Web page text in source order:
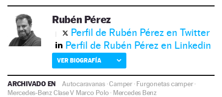
Rubén Pérez
Perfil de Rubén Pérez en Twitter
Perfil de Rubén Pérez en Linkedin
VER BIOGRAFÍA
ARCHIVADO EN Autocaravanas ·Camper·Furgonetas camper·
Mercedes-Benz Clase V Marco Polo · Mercedes Benz